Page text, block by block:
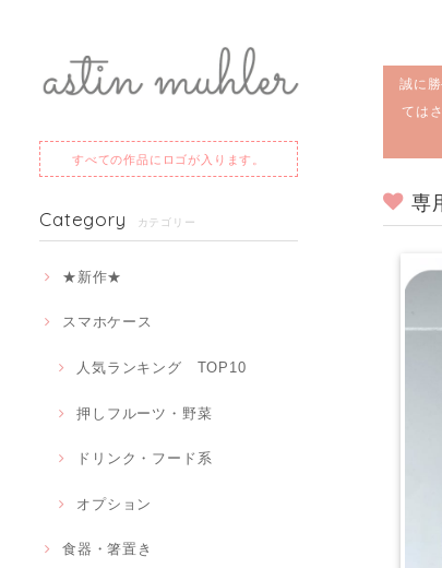
すべての作品にロゴが入ります。
Category カテゴリー
★新作★
スマホケース
人気ランキング TOP10
押しフルーツ・野菜
ドリンク・フード系
オプション
食器・箸置き
誠に
ては
専